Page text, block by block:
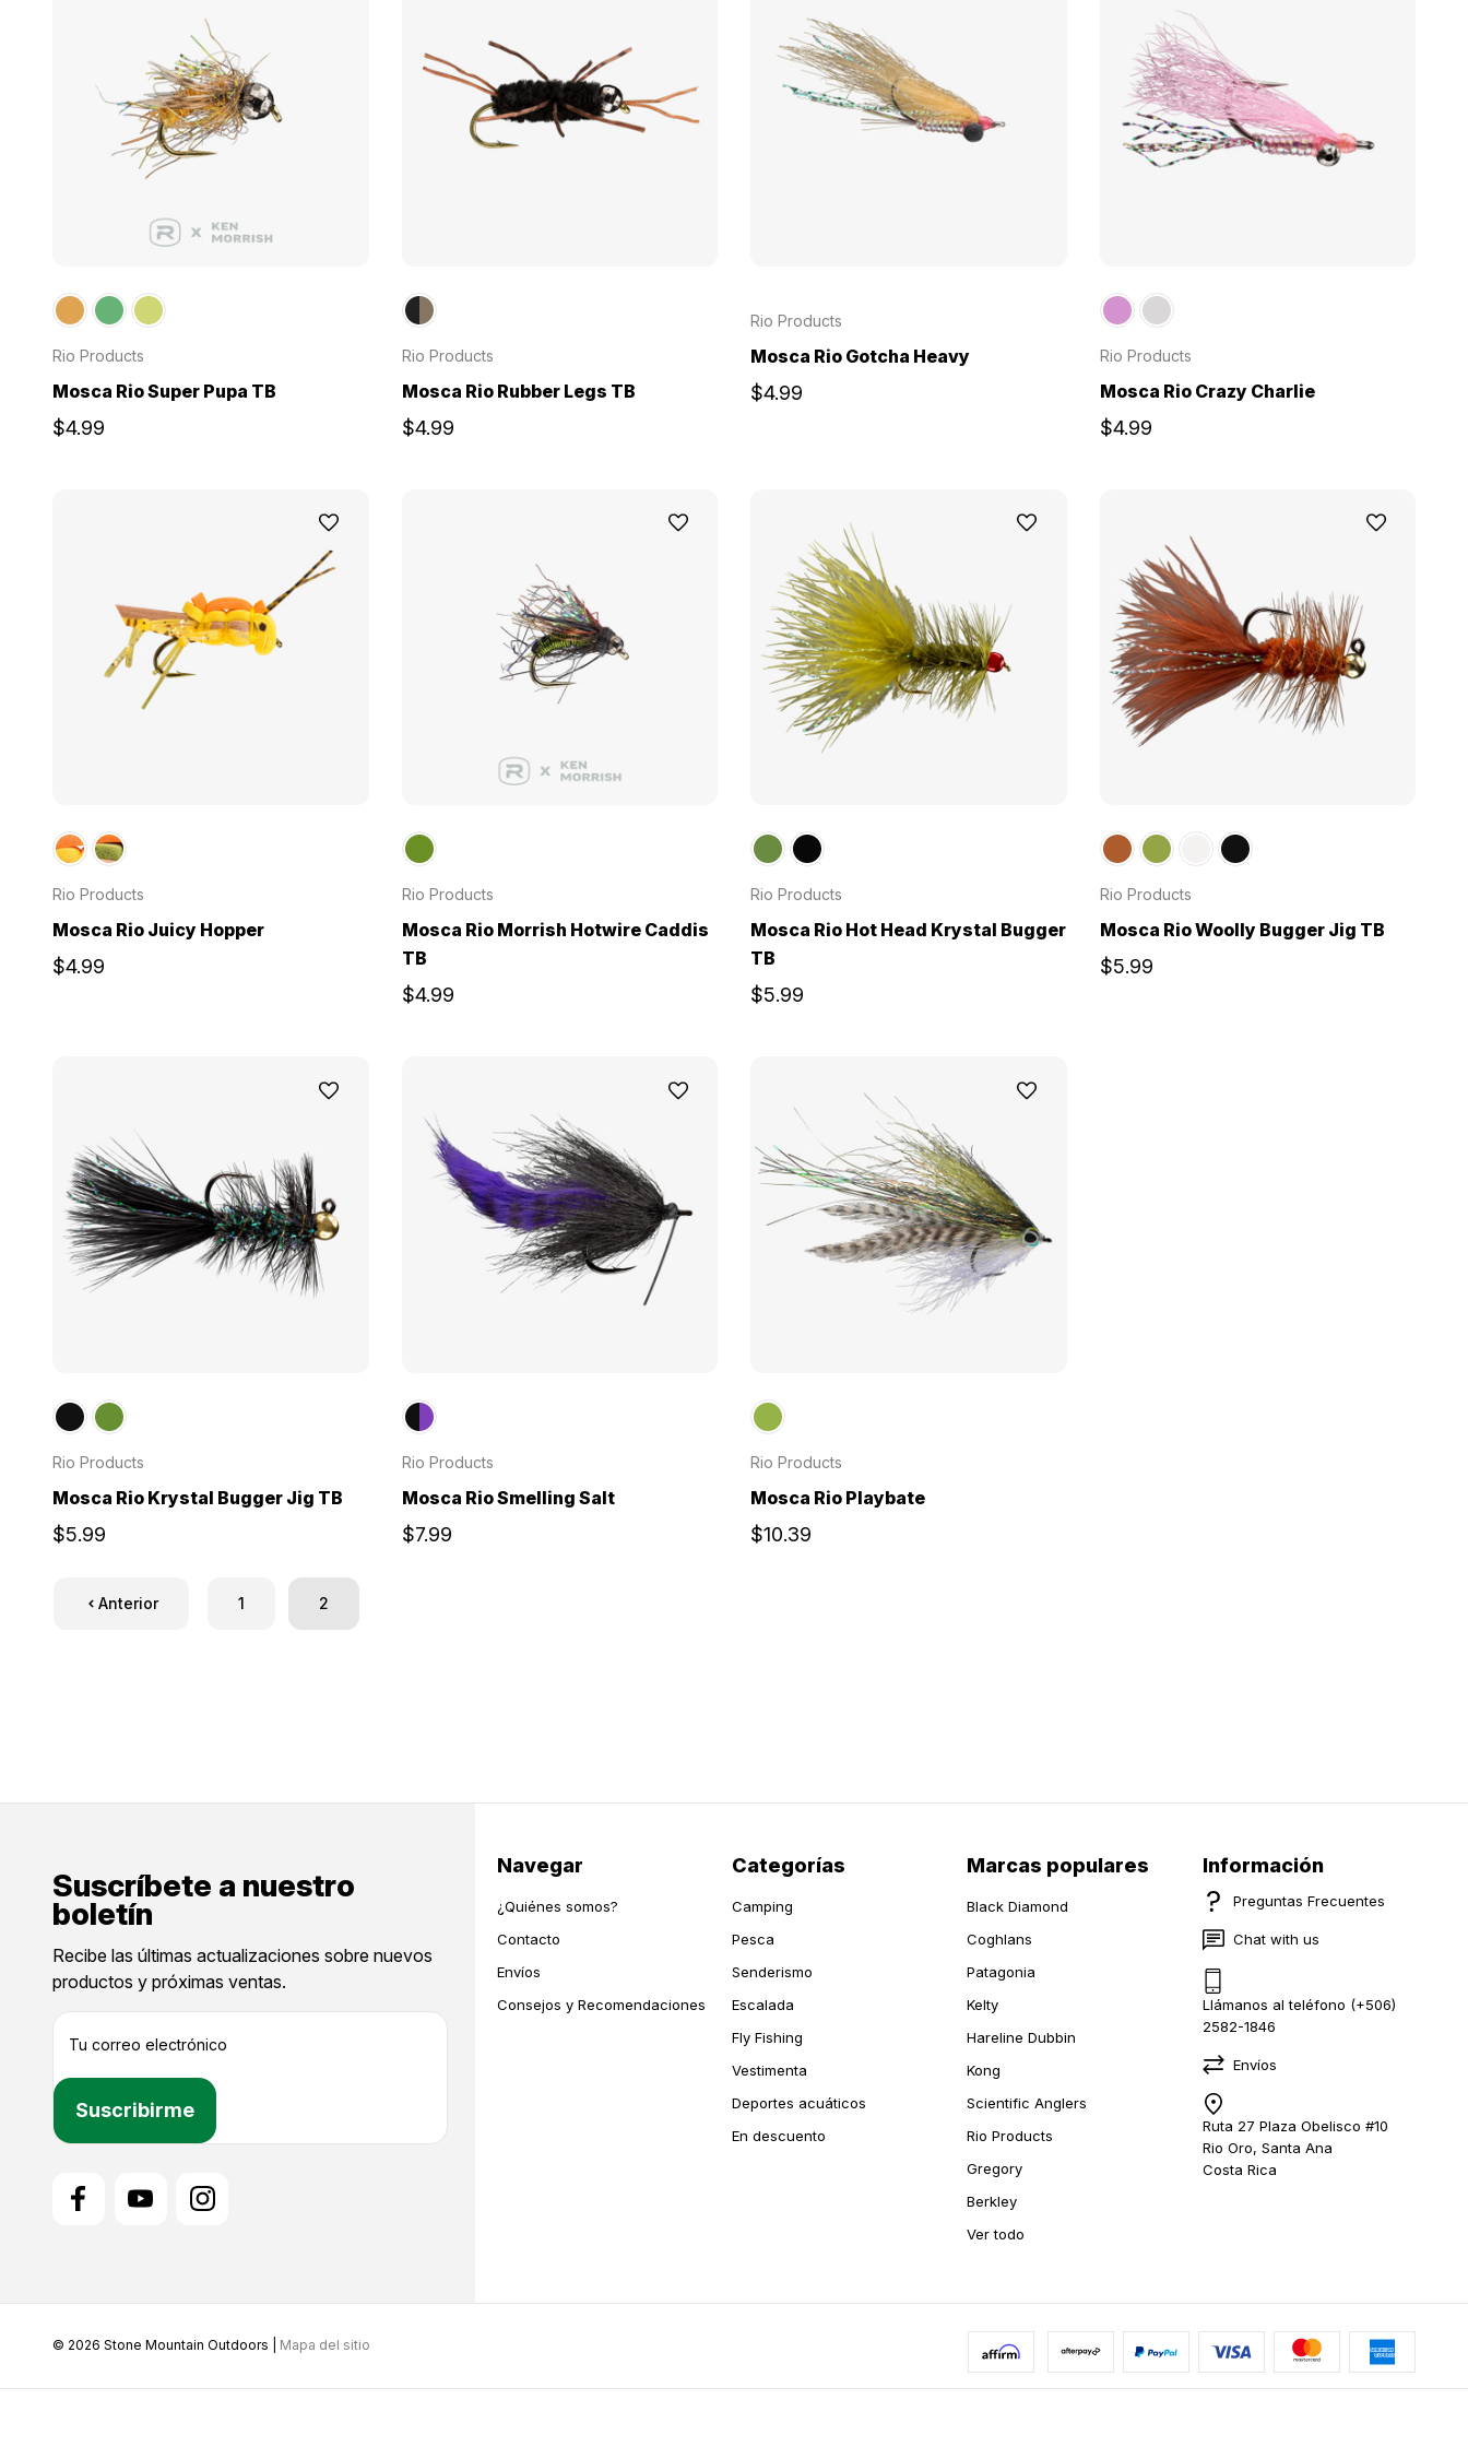
Rio Products
Mosca Rio Super Pupa TB
$4.99
Rio Products
Mosca Rio Rubber Legs TB
$4.99
Rio Products
Mosca Rio Gotcha Heavy
$4.99
Rio Products
Mosca Rio Crazy Charlie
$4.99
Rio Products
Mosca Rio Juicy Hopper
$4.99
Rio Products
Mosca Rio Morrish Hotwire Caddis
TB
$4.99
Rio Products
Mosca Rio Hot Head Krystal Bugger
TB
$5.99
Rio Products
Mosca Rio Woolly Bugger Jig TB
$5.99
Rio Products
Mosca Rio Krystal Bugger Jig TB
$5.99
Rio Products
Mosca Rio Smelling Salt
$7.99
Rio Products
Mosca Rio Playbate
$10.39
Anterior 1 2
Suscríbete a nuestro
boletín
Recibe las últimas actualizaciones sobre nuevos
productos y próximas ventas.
e
c
r
o
Navegar
¿Quiénes somos?
Contacto
Envíos
Consejos y Recomendaciones
Categorías
Camping
Pesca
Senderismo
Escalada
Fly Fishing
Vestimenta
Deportes acuáticos
En descuento
Marcas populares
Black Diamond
Coghlans
Patagonia
Kelty
Hareline Dubbin
Kong
Scientific Anglers
Rio Products
Gregory
Berkley
Ver todo
Información
Preguntas Frecuentes
Chat with us
Llámanos al teléfono (+506)
2582-1846
Envíos
Ruta 27 Plaza Obelisco #10
Rio Oro, Santa Ana
Costa Rica
© 2026 Stone Mountain Outdoors | Mapa del sitio